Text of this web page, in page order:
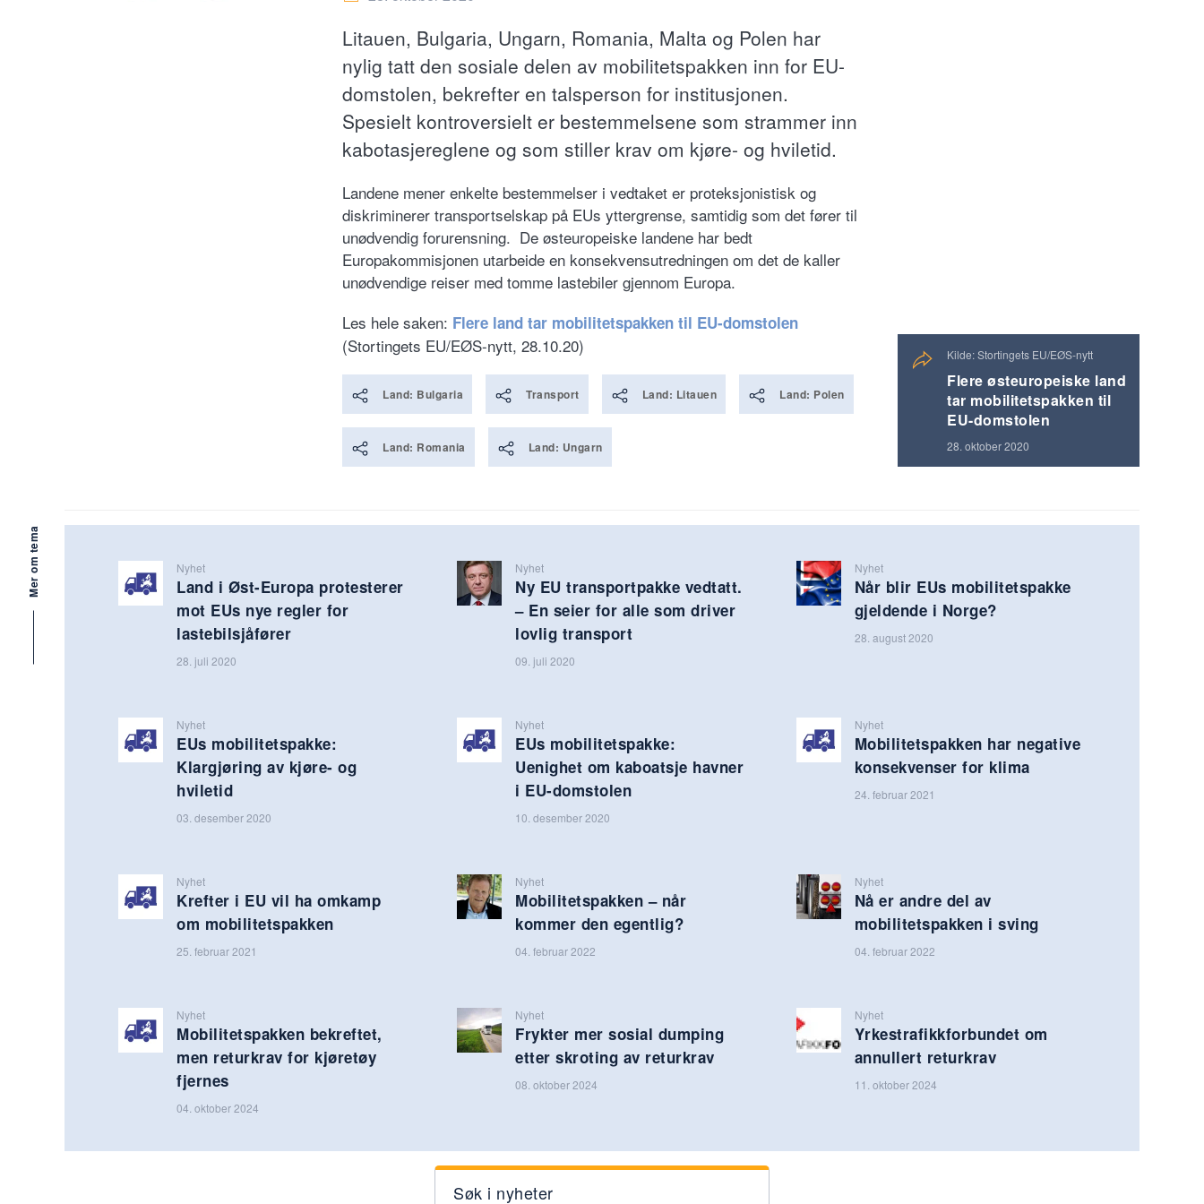
Litauen, Bulgaria, Ungarn, Romania, Malta og Polen har
nylig tatt den sosiale delen av mobilitetspakken inn for EU-
domstolen, bekrefter en talsperson for institusjonen.
Spesielt kontroversielt er bestemmelsene som strammer inn
kabotasjereglene og som stiller krav om kjøre- og hviletid.
Landene mener enkelte bestemmelser i vedtaket er proteksjonistisk og
diskriminerer transportselskap på EUs yttergrense, samtidig som det fører til
unødvendig forurensning. De østeuropeiske landene har bedt
Europakommisjonen utarbeide en konsekvensutredningen om det de kaller
unødvendige reiser med tomme lastebiler gjennom Europa.
Les hele saken: Flere land tar mobilitetspakken til EU-domstolen
(Stortingets EU/EØS-nytt, 28.10.20)
Land: Bulgaria Transport Land: Litauen Land: Polen
Land: Romania Land: Ungarn
Kilde: Stortingets EU/EØS-nytt
Flere østeuropeiske land
tar mobilitetspakken til
EU-domstolen
28. oktober 2020
Nyhet
Land i Øst-Europa protesterer
mot EUs nye regler for
lastebilsjåfører
28. juli 2020
Nyhet
Ny EU transportpakke vedtatt.
– En seier for alle som driver
lovlig transport
09. juli 2020
Nyhet
Når blir EUs mobilitetspakke
gjeldende i Norge?
28. august 2020
Nyhet
EUs mobilitetspakke:
Klargjøring av kjøre- og
hviletid
03. desember 2020
Nyhet
EUs mobilitetspakke:
Uenighet om kaboatsje havner
i EU-domstolen
10. desember 2020
Nyhet
Mobilitetspakken har negative
konsekvenser for klima
24. februar 2021
Nyhet
Krefter i EU vil ha omkamp
om mobilitetspakken
25. februar 2021
Nyhet
Mobilitetspakken – når
kommer den egentlig?
04. februar 2022
Nyhet
Nå er andre del av
mobilitetspakken i sving
04. februar 2022
Nyhet
Mobilitetspakken bekreftet,
men returkrav for kjøretøy
fjernes
04. oktober 2024
Nyhet
Frykter mer sosial dumping
etter skroting av returkrav
08. oktober 2024
Nyhet
Yrkestrafikkforbundet om
annullert returkrav
11. oktober 2024
Mer om tema
Søk i nyheter